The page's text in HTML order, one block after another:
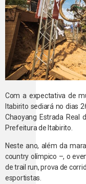
Com a expectativa de
Itabirito sediará no dias
Chaoyang Estrada Real
Prefeitura de Itabirito.
Neste ano, além da
country olímpico –, o
de trail run, prova de
esportistas.